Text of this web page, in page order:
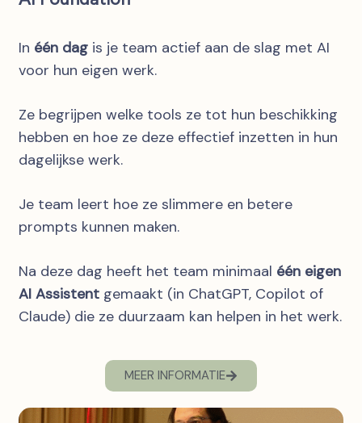
In één dag is je team actief aan de slag met AI
voor hun eigen werk.
Ze begrijpen welke tools ze tot hun beschikking
hebben en hoe ze deze effectief inzetten in hun
dagelijkse werk.
Je team leert hoe ze slimmere en betere
prompts kunnen maken.
Na deze dag heeft het team minimaal één eigen
AI Assistent gemaakt (in ChatGPT, Copilot of
Claude) die ze duurzaam kan helpen in het werk.
MEER INFORMATIE